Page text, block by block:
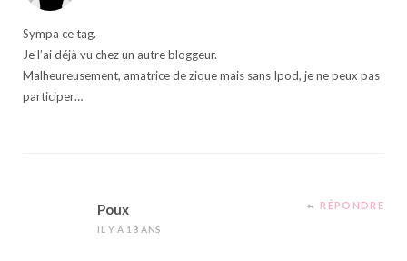
Sympa ce tag.
Je l’ai déjà vu chez un autre bloggeur.
Malheureusement, amatrice de zique mais sans Ipod, je ne peux pas
participer…
Poux
IL Y A 18 ANS
RÉPONDRE